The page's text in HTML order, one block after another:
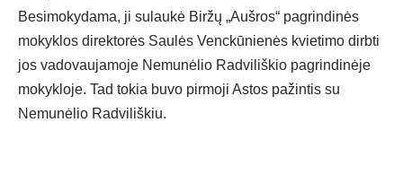
Besimokydama, ji sulaukė Biržų „Aušros“ pagrindinės
mokyklos direktorės Saulės Venckūnienės kvietimo dirbti
jos vadovaujamoje Nemunėlio Radviliškio pagrindinėje
mokykloje. Tad tokia buvo pirmoji Astos pažintis su
Nemunėlio Radviliškiu.